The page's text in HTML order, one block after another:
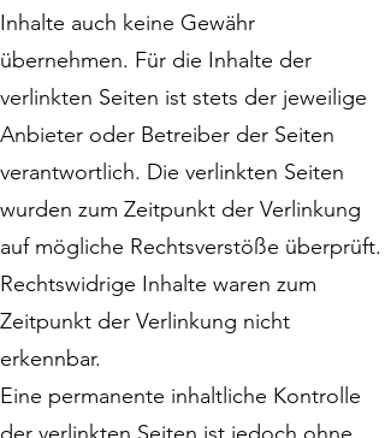
Inhalte auch keine Gewähr
übernehmen. Für die Inhalte der
verlinkten Seiten ist stets der jeweilige
Anbieter oder Betreiber der Seiten
verantwortlich. Die verlinkten Seiten
wurden zum Zeitpunkt der Verlinkung
auf mögliche Rechtsverstöße überprüft.
Rechtswidrige Inhalte waren zum
Zeitpunkt der Verlinkung nicht
erkennbar.
Eine permanente inhaltliche Kontrolle